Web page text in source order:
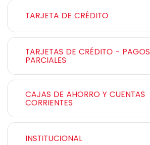
TARJETA DE CRÉDITO
TARJETAS DE CRÉDITO - PAGOS
PARCIALES
CAJAS DE AHORRO Y CUENTAS
CORRIENTES
INSTITUCIONAL